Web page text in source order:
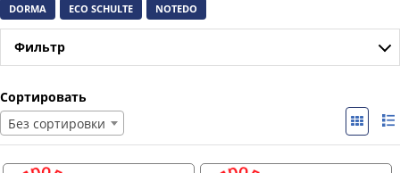
DORMA ECO SCHULTE NOTEDO
Фильтр
Сортировать
Без сортировки